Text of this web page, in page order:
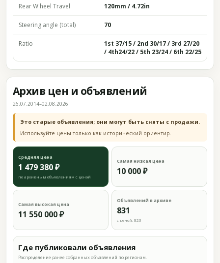
Rear W heel Travel 120mm / 4.72in
Steering angle (total) 70
Ratio
1st 37/15 / 2nd 30/17 / 3rd 27/20
/ 4th24/22 / 5th 23/24 / 6th 22/25
Архив цен и объявлений
26.07.2014–02.08.2026
Это старые объявления; они могут быть сняты с продажи.
Используйте цены только как исторический ориентир.
Средняя цена
1 479 380 ₽
по архивным объявлениям с ценой
Самая низкая цена
10 000 ₽
Самая высокая цена
11 550 000 ₽
Объявлений в архиве
831
с ценой: 823
Где публиковали объявления
Распределение ранее собранных объявлений по регионам.